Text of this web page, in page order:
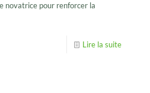
novatrice pour renforcer la
Lire la suite